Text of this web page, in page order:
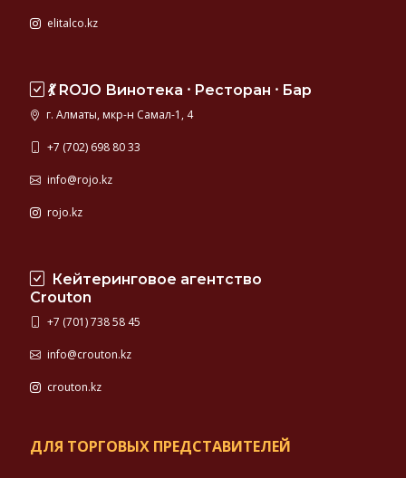
elitalco.kz
💃 ROJO Винотека ⸱ Ресторан ⸱ Бар
г. Алматы, мкр-н Самал-1, 4
+7 (702) 698 80 33
info@rojo.kz
rojo.kz
Кейтеринговое агентство
Crouton
+7 (701) 738 58 45
info@crouton.kz
crouton.kz
ДЛЯ ТОРГОВЫХ ПРЕДСТАВИТЕЛЕЙ